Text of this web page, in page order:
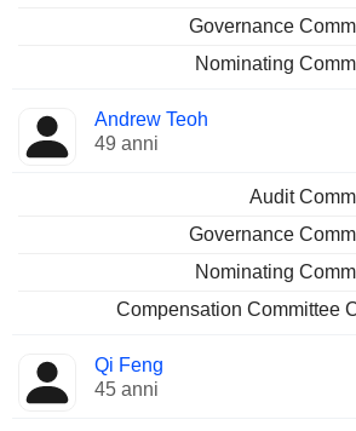
Governance
Nominating
Andrew Teoh
49 anni
Audit
Governance
Nominating
Compensation Committee
Qi Feng
45 anni